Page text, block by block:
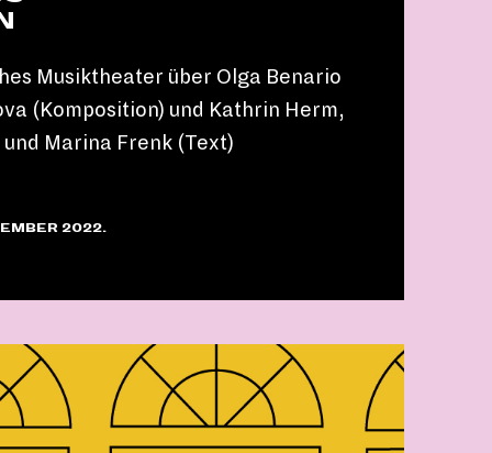
Musiktheater über Olga Benario
(Komposition) und Kathrin Herm,
Marina Frenk (Text)
2022.